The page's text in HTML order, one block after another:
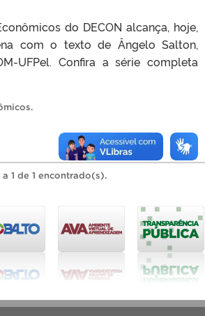
do DECON alcança, hoje,
com o texto de Ângelo Salton,
UFPel. Confira a série completa
.
1 de 1 encontrado(s).